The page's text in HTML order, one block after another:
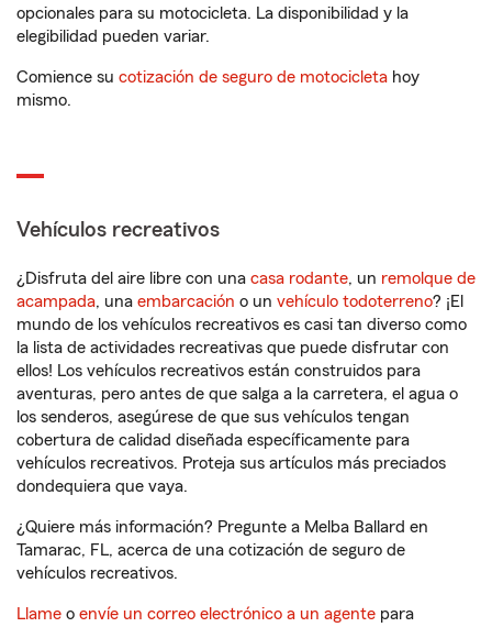
opcionales para su motocicleta. La disponibilidad y la
elegibilidad pueden variar.
Comience su cotización de seguro de motocicleta hoy
mismo.
Vehículos recreativos
¿Disfruta del aire libre con una casa rodante, un remolque de
acampada, una embarcación o un vehículo todoterreno? ¡El
mundo de los vehículos recreativos es casi tan diverso como
la lista de actividades recreativas que puede disfrutar con
ellos! Los vehículos recreativos están construidos para
aventuras, pero antes de que salga a la carretera, el agua o
los senderos, asegúrese de que sus vehículos tengan
cobertura de calidad diseñada específicamente para
vehículos recreativos. Proteja sus artículos más preciados
dondequiera que vaya.
¿Quiere más información? Pregunte a Melba Ballard en
Tamarac, FL, acerca de una cotización de seguro de
vehículos recreativos.
Llame o envíe un correo electrónico a un agente para